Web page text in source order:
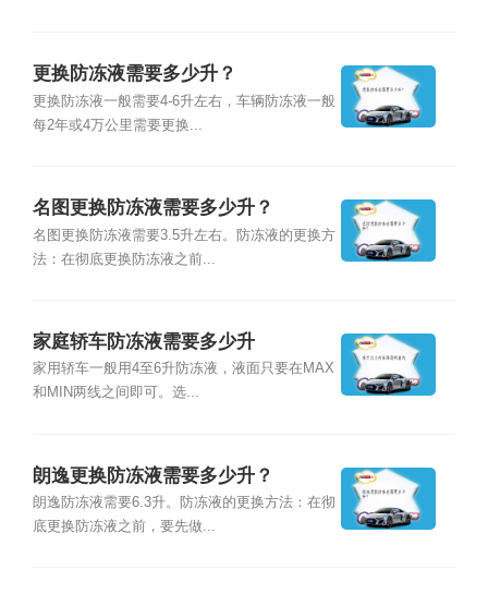
更换防冻液需要多少升？
更换防冻液一般需要4-6升左右，车辆防冻液一般
每2年或4万公里需要更换...
名图更换防冻液需要多少升？
名图更换防冻液需要3.5升左右。防冻液的更换方
法：在彻底更换防冻液之前...
家庭轿车防冻液需要多少升
家用轿车一般用4至6升防冻液，液面只要在MAX
和MIN两线之间即可。选...
朗逸更换防冻液需要多少升？
朗逸防冻液需要6.3升。防冻液的更换方法：在彻
底更换防冻液之前，要先做...